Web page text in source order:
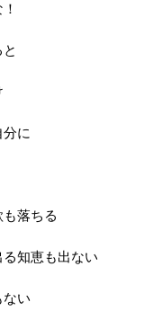
に
落ちる
知恵も出ない
ない